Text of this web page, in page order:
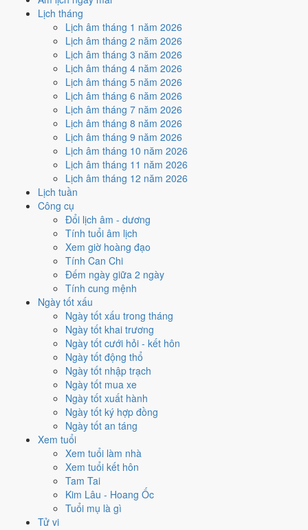
Lịch tháng
Lịch âm tháng 1 năm 2026
Lịch âm tháng 2 năm 2026
Lịch âm tháng 3 năm 2026
Lịch âm tháng 4 năm 2026
Lịch âm tháng 5 năm 2026
Lịch âm tháng 6 năm 2026
Lịch âm tháng 7 năm 2026
Lịch âm tháng 8 năm 2026
Lịch âm tháng 9 năm 2026
Lịch âm tháng 10 năm 2026
Lịch âm tháng 11 năm 2026
Lịch âm tháng 12 năm 2026
Lịch tuần
Công cụ
Đổi lịch âm - dương
Tính tuổi âm lịch
Xem giờ hoàng đạo
Tính Can Chi
Đếm ngày giữa 2 ngày
Tính cung mệnh
Ngày tốt xấu
Ngày tốt xấu trong tháng
Ngày tốt khai trương
Ngày tốt cưới hỏi - kết hôn
Ngày tốt động thổ
Ngày tốt nhập trạch
Ngày tốt mua xe
Ngày tốt xuất hành
Ngày tốt ký hợp đồng
Ngày tốt an táng
Xem tuổi
Xem tuổi làm nhà
Xem tuổi kết hôn
Tam Tai
Kim Lâu - Hoang Ốc
Tuổi mụ là gì
Tử vi
9
/10Rất tốt
Động thổ - khởi công hôm nay ởmức rất tốt (9/10)
Trực Mãn và Ngày Hoàng Đạo.
Cách tính ngày tốt
Nhập trạch - vào nhà mới
Tốt
Nhập trạch - vào nhà mới hôm nay ở
Ngày Hoàng Đạo.
Cách tính ngày tốt
Mua xe - tậu xe
Rất tốt
Mua xe - tậu xe hôm nay ởmức rất tốt (9/10)
Mãn và Ngày Hoàng Đạo
Cách tính ngày tốt
Xuất hành - đi xa
Rất tốt
Xuất hành - đi xa hôm nay ở
Mãn và Ngày Hoàng Đạo
Cách tính ngày tốt
Tìm hiểu cách chấm: Trực Mãn nghĩa là gì
phân biệt Hoàng Đạo - Hắc Đạo· Can Chi và Ngũ hành ngày
Điểm số tổng hợp từ Trực, Sao 28 Tú và Hoàng Đạo - Hắc Đạo.
sánh cả tháng
Nếu ngày 18/2/2027 không hợp
việc của bạn thì sao?
Ngày 18/2 tốt tổng thể nhưng không phải việc nào cũng thuận. Hai
việc bị chấm thấp nhất hôm nay là
3 cách hạ rủi ro mà vẫn giữ được lịch của bạn.
Coi việc vào giờ Hoàng Đạo trong chính ngày này.
Thìn (07h-09h)rơi đúng giờ hành chính nên dễ sắp xếp nhất
cho việc buộc phải làm đúng ngày 18/2/2027. Bảng đủ 6 giờ
Hoàng Đạo và 6 giờ Hắc Đạo nằm ngay mục kế tiếp.